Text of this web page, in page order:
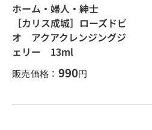
ホーム・婦人・紳士
［カリス成城］ローズドビ
オ アクアクレンジングジ
ェリー 13ml
販売価格： 990円